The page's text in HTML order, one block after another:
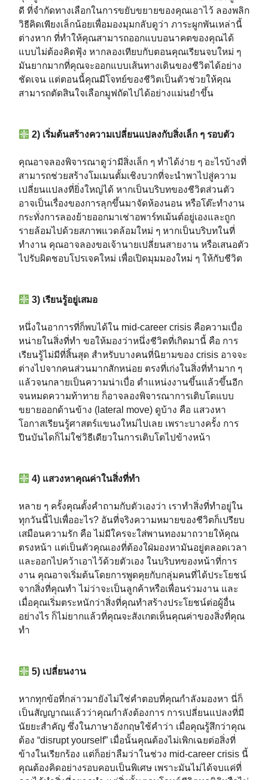
ดี ที่จำกัดทางเลือกในการขยับขยายของคุณเอาไว้ ลองพลิก
วิธีคิดเพียงเล็กน้อยเพื่อมองมุมกลับดูว่า ภาระผูกพันเหล่านี้
ต่างหาก ที่ทำให้คุณสามารถออกแบบอนาคตของคุณได้
แบบไม่ต้องคิดฟุ้ง หากลองเทียบกับตอนคุณเรียนจบใหม่ ๆ
มันยากมากที่คุณจะออกแบบเส้นทางเดินของชีวิตได้อย่าง
ชัดเจน แต่ตอนนี้คุณมีโจทย์ของชีวิตเป็นตัวช่วยให้คุณ
สามารถตัดสินใจเลือกมูฟถัดไปได้อย่างแม่นยำขึ้น⁣⁣⁣⁣
2) เริ่มต้นสร้างความเปลี่ยนแปลงกับสิ่งเล็ก ๆ รอบตัว⁣⁣⁣⁣
คุณอาจลองพิจารณาดูว่ามีสิ่งเล็ก ๆ ทำได้ง่าย ๆ อะไรบ้างที่
สามารถช่วยสร้างโมเมนตั้มเชิงบวกที่จะนำพาไปสู่ความ
เปลี่ยนแปลงที่ยิ่งใหญ่ได้ หากเป็นบริบทของชีวิตส่วนตัว
อาจเป็นเรื่องของการลุกขึ้นมาจัดห้องนอน หรือโต๊ะทำงาน
กระทั่งการลองย้ายออกมาเช่าอพาร์ทเม้นต์อยู่เองและถูก
รายล้อมไปด้วยสภาพแวดล้อมใหม่ ๆ หากเป็นบริบทในที่
ทำงาน คุณอาจลองขอเจ้านายเปลี่ยนสายงาน หรือเสนอตัว
ไปรับผิดชอบโปรเจคใหม่ เพื่อเปิดมุมมองใหม่ ๆ ให้กับชีวิต⁣⁣⁣⁣
3) เรียนรู้อยู่เสมอ⁣⁣⁣⁣
หนึ่งในอาการที่ก็พบได้ใน mid-career crisis คือความเบื่อ
หน่ายในสิ่งที่ทำ ขอให้มองว่าหนึ่งชีวิตที่เกิดมานี้ คือ การ
เรียนรู้ไม่มีที่สิ้นสุด สำหรับบางคนที่นิยามของ crisis อาจจะ
ต่างไปจากคนส่วนมากสักหน่อย ตรงที่เก่งในสิ่งที่ทำมาก ๆ
แล้วจนกลายเป็นความน่าเบื่อ ตำแหน่งงานขึ้นแล้วขึ้นอีก
จนหมดความท้าทาย ก็อาจลองพิจารณาการเติบโตแบบ
ขยายออกด้านข้าง (lateral move) ดูบ้าง คือ แสวงหา
โอกาสเรียนรู้ศาสตร์แขนงใหม่ไปเลย เพราะบางครั้ง การ
ปีนบันไดก็ไม่ใช่วิธีเดียวในการเติบโตไปข้างหน้า⁣⁣⁣⁣
4) แสวงหาคุณค่าในสิ่งที่ทำ⁣⁣⁣⁣
หลาย ๆ ครั้งคุณตั้งคำถามกับตัวเองว่า เราทำสิ่งที่ทำอยู่ใน
ทุกวันนี้ไปเพื่ออะไร? อันที่จริงความหมายของชีวิตก็เปรียบ
เสมือนความรัก คือ ไม่มีใครจะใส่พานทองมาถวายให้คุณ
ตรงหน้า แต่เป็นตัวคุณเองที่ต้องใฝ่มองหามันอยู่ตลอดเวลา
และออกไปคว้าเอาไว้ด้วยตัวเอง ในบริบทของหน้าที่การ
งาน คุณอาจเริ่มต้นโดยการพูดคุยกับกลุ่มคนที่ได้ประโยชน์
จากสิ่งที่คุณทำ ไม่ว่าจะเป็นลูกค้าหรือเพื่อนร่วมงาน และ
เมื่อคุณเริ่มตระหนักว่าสิ่งที่คุณทำสร้างประโยชน์ต่อผู้อื่น
อย่างไร ก็ไม่ยากแล้วที่คุณจะสังเกตเห็นคุณค่าของสิ่งที่คุณ
ทำ⁣⁣⁣⁣
5) เปลี่ยนงาน⁣⁣⁣⁣
หากทุกข้อที่กล่าวมายังไม่ใช่คำตอบที่คุณกำลังมองหา นี่ก็
เป็นสัญญาณแล้วว่าคุณกำลังต้องการ การเปลี่ยนแปลงที่มี
นัยยะสำคัญ ซึ่งในภาษาอังกฤษใช้คำว่า เมื่อคุณรู้สึกว่าคุณ
ต้อง “disrupt yourself” เมื่อนั้นคุณต้องไม่เพิกเฉยต่อสิ่งที่
ข้างในเรียกร้อง แต่ก็อย่าลืมว่าในช่วง mid-career crisis นี้
คุณต้องคิดอย่างรอบคอบเป็นพิเศษ เพราะมันไม่ได้จบแค่ที่